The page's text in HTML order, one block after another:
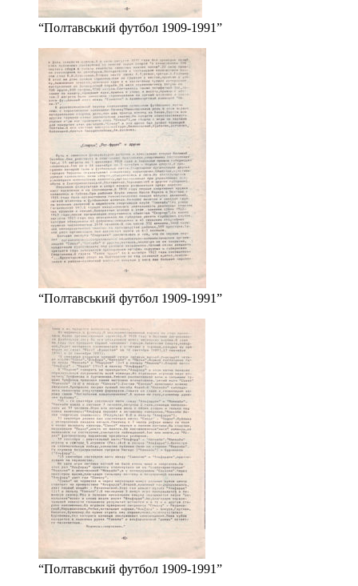
“Полтавський футбол 1909-1991”
“Полтавський футбол 1909-1991”
“Полтавський футбол 1909-1991”